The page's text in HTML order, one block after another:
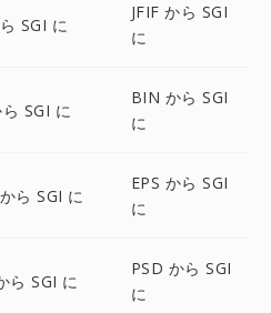
SGI に
JFIF から SGI
に
SGI に
BIN から SGI
に
ら SGI に
EPS から SGI
に
ら SGI に
PSD から SGI
に